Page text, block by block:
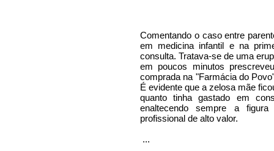
Comentando o caso entre
em medicina infantil e na
consulta. Tratava-se de uma
em poucos minutos
comprada na "Farmácia do
É evidente que a zelosa mãe
quanto tinha gastado em
enaltecendo sempre a
profissional de alto valor.
...